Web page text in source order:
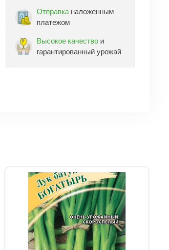
Отправка наложенным
платежом
Высокое качество и
гарантированный урожай